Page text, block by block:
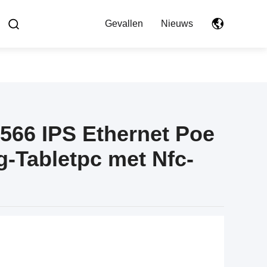
Gevallen Nieuws
IPS Ethernet Poe
Tabletpc met Nfc-